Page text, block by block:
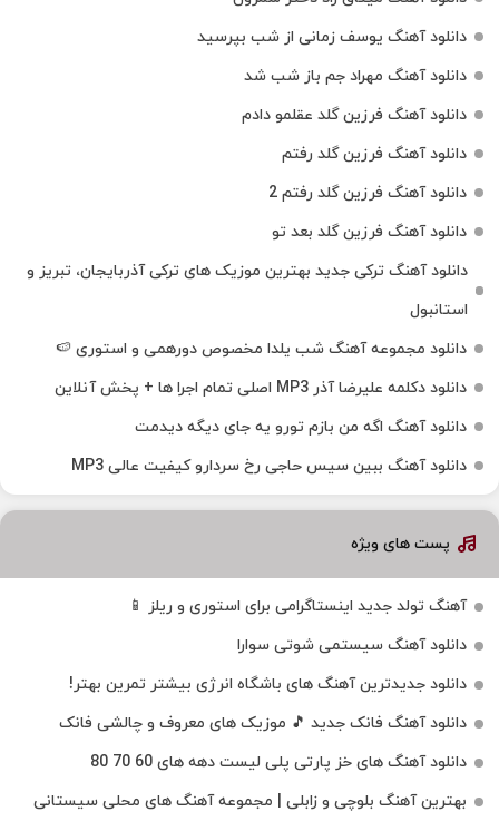
دانلود آهنگ یوسف زمانی از شب بپرسید
دانلود آهنگ مهراد جم باز شب شد
دانلود آهنگ فرزین گلد عقلمو دادم
دانلود آهنگ فرزین گلد رفتم
دانلود آهنگ فرزین گلد رفتم 2
دانلود آهنگ فرزین گلد بعد تو
دانلود آهنگ ترکی جدید بهترین موزیک‌ های ترکی آذربایجان، تبریز و
استانبول
دانلود مجموعه آهنگ شب یلدا مخصوص دورهمی و استوری 🍉
دانلود دکلمه علیرضا آذر MP3 اصلی تمام اجرا ها + پخش آنلاین
دانلود آهنگ اگه من بازم تورو یه جای دیگه دیدمت
دانلود آهنگ ببین سیس حاجی رخ سردارو کیفیت عالی MP3
پست های ویژه
آهنگ تولد جدید اینستاگرامی برای استوری و ریلز 📱
دانلود آهنگ سیستمی شوتی سوارا
دانلود جدیدترین آهنگ‌ های باشگاه انرژی بیشتر تمرین بهتر!
دانلود آهنگ فانک جدید 🎵 موزیک‌ های معروف و چالشی فانک
دانلود آهنگ های خز پارتی پلی لیست دهه های 60 70 80
بهترین آهنگ بلوچی و زابلی | مجموعه آهنگ‌ های محلی سیستانی